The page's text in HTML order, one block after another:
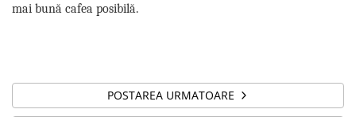
mai bună cafea posibilă.
POSTAREA URMATOARE